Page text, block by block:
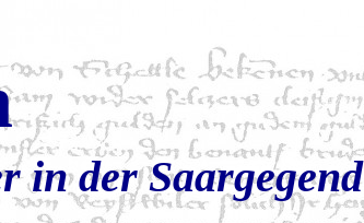
in der Saargegend